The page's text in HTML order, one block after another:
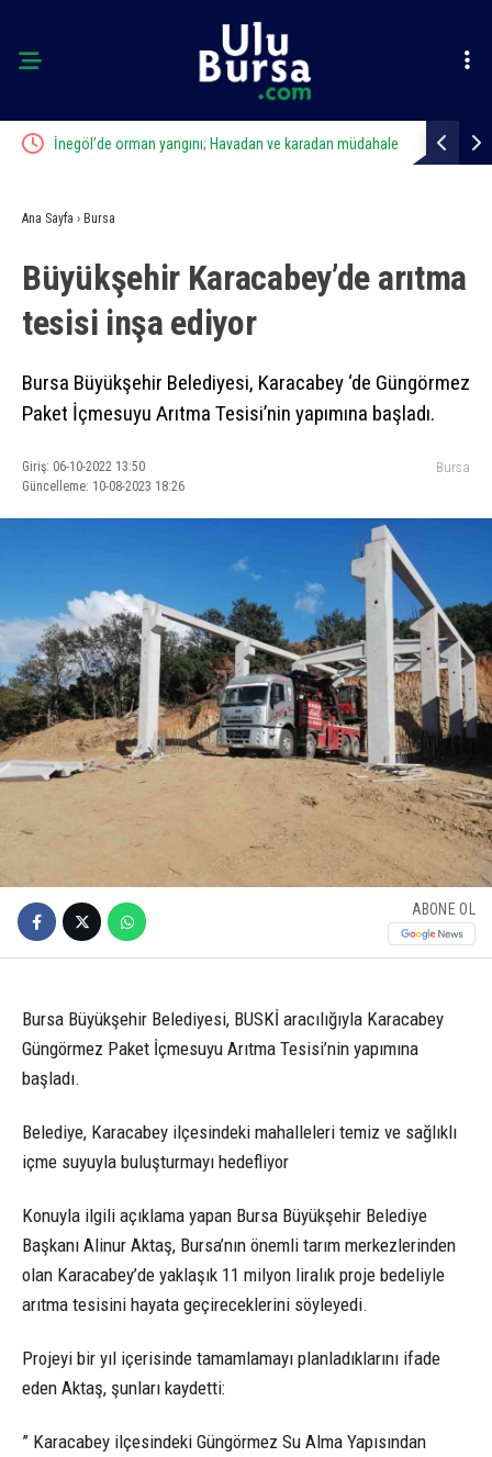
Osmangazi’de geleceğin yüzücüleri sertifikalarını aldı Mustafa
Ana Sayfa › Bursa
Büyükşehir Karacabey’de arıtma
tesisi inşa ediyor
Bursa Büyükşehir Belediyesi, Karacabey ‘de Güngörmez
Paket İçmesuyu Arıtma Tesisi’nin yapımına başladı.
Giriş: 06-10-2022 13:50
Güncelleme: 10-08-2023 18:26
Bursa
ABONE OL
Bursa Büyükşehir Belediyesi, BUSKİ aracılığıyla Karacabey
Güngörmez Paket İçmesuyu Arıtma Tesisi’nin yapımına
başladı.
Belediye, Karacabey ilçesindeki mahalleleri temiz ve sağlıklı
içme suyuyla buluşturmayı hedefliyor
Konuyla ilgili açıklama yapan Bursa Büyükşehir Belediye
Başkanı Alinur Aktaş, Bursa’nın önemli tarım merkezlerinden
olan Karacabey’de yaklaşık 11 milyon liralık proje bedeliyle
arıtma tesisini hayata geçireceklerini söyleyedi.
Projeyi bir yıl içerisinde tamamlamayı planladıklarını ifade
eden Aktaş, şunları kaydetti:
” Karacabey ilçesindeki Güngörmez Su Alma Yapısından